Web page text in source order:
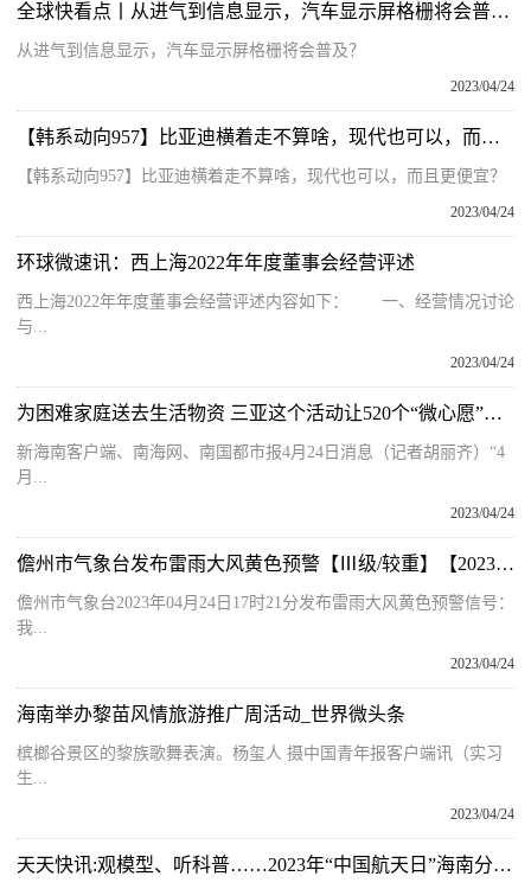
全球快看点丨从进气到信息显示，汽车显示屏格栅将会普及？
从进气到信息显示，汽车显示屏格栅将会普及？
2023/04/24
【韩系动向957】比亚迪横着走不算啥，现代也可以，而且更便宜？|每日快看
【韩系动向957】比亚迪横着走不算啥，现代也可以，而且更便宜？
2023/04/24
环球微速讯：西上海2022年年度董事会经营评述
西上海2022年年度董事会经营评述内容如下： 一、经营情况讨论
与...
2023/04/24
为困难家庭送去生活物资 三亚这个活动让520个“微心愿”成真
新海南客户端、南海网、南国都市报4月24日消息（记者胡丽齐）“4
月...
2023/04/24
儋州市气象台发布雷雨大风黄色预警【Ⅲ级/较重】【2023-04-24】
儋州市气象台2023年04月24日17时21分发布雷雨大风黄色预警信号：
我...
2023/04/24
海南举办黎苗风情旅游推广周活动_世界微头条
槟榔谷景区的黎族歌舞表演。杨玺人 摄中国青年报客户端讯（实习
生...
2023/04/24
天天快讯:观模型、听科普……2023年“中国航天日”海南分会场系列活动精彩纷呈